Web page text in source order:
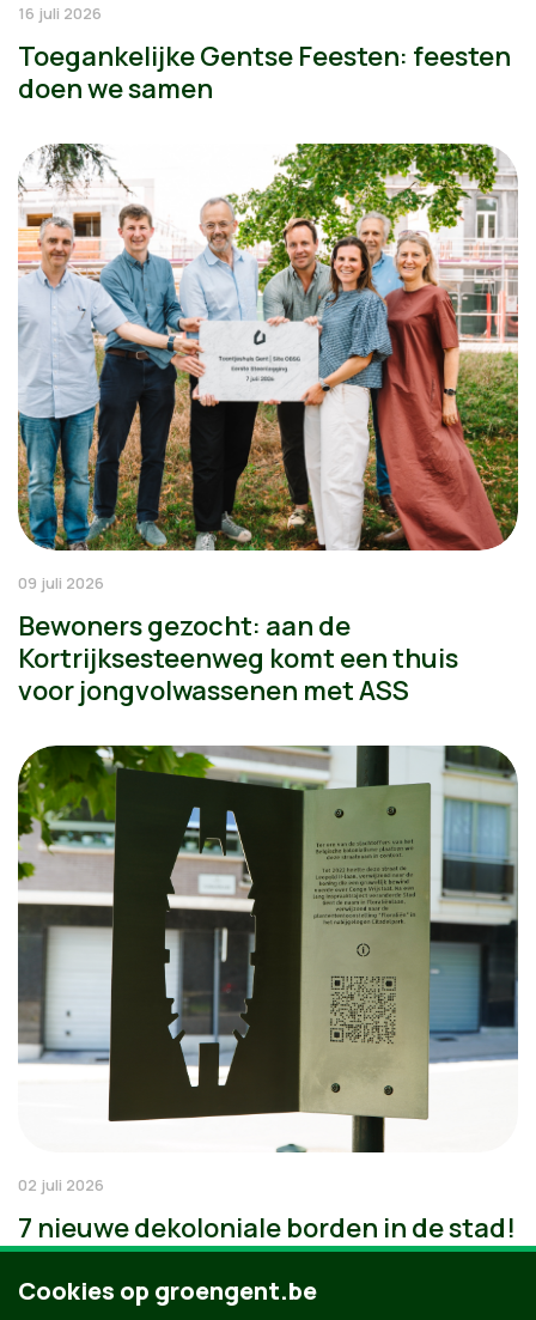
16 juli 2026
Toegankelijke Gentse Feesten: feesten
doen we samen
09 juli 2026
Bewoners gezocht: aan de
Kortrijksesteenweg komt een thuis
voor jongvolwassenen met ASS
02 juli 2026
7 nieuwe dekoloniale borden in de stad!
Cookies op groengent.be